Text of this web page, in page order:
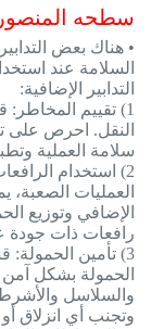
سطحه
• هناك بعض
السلامة عند
التدابير الإضافية:
1) تقييم المخاطر:
النقل. احرص على
سلامة العملية
2) استخدام
العمليات
الإضافي وتوزيع
رافعات ذات جودة
3) تأمين الحمولة:
الحمولة بشكل
والسلاسل
وتجنب أي انزلاق أو